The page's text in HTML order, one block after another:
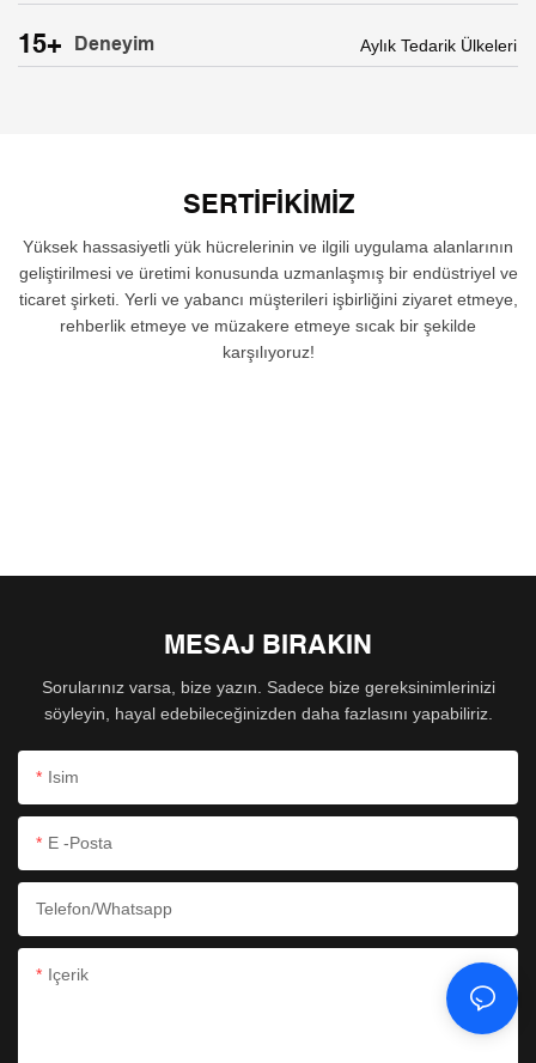
15+ Deneyim Aylık Tedarik Ülkeleri
SERTIFIKIMIZ
Yüksek hassasiyetli yük hücrelerinin ve ilgili uygulama alanlarının
geliştirilmesi ve üretimi konusunda uzmanlaşmış bir endüstriyel ve
ticaret şirketi. Yerli ve yabancı müşterileri işbirliğini ziyaret etmeye,
rehberlik etmeye ve müzakere etmeye sıcak bir şekilde
karşılıyoruz!
MESAJ BIRAKIN
Sorularınız varsa, bize yazın. Sadece bize gereksinimlerinizi
söyleyin, hayal edebileceğinizden daha fazlasını yapabiliriz.
Isim
E -posta
Telefon/whatsapp
Içerik